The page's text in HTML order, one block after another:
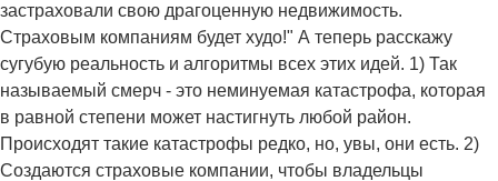
застраховали свою драгоценную недвижимость.
Страховым компаниям будет худо!" А теперь расскажу
сугубую реальность и алгоритмы всех этих идей. 1) Так
называемый смерч - это неминуемая катастрофа, которая
в равной степени может настигнуть любой район.
Происходят такие катастрофы редко, но, увы, они есть. 2)
Создаются страховые компании, чтобы владельцы